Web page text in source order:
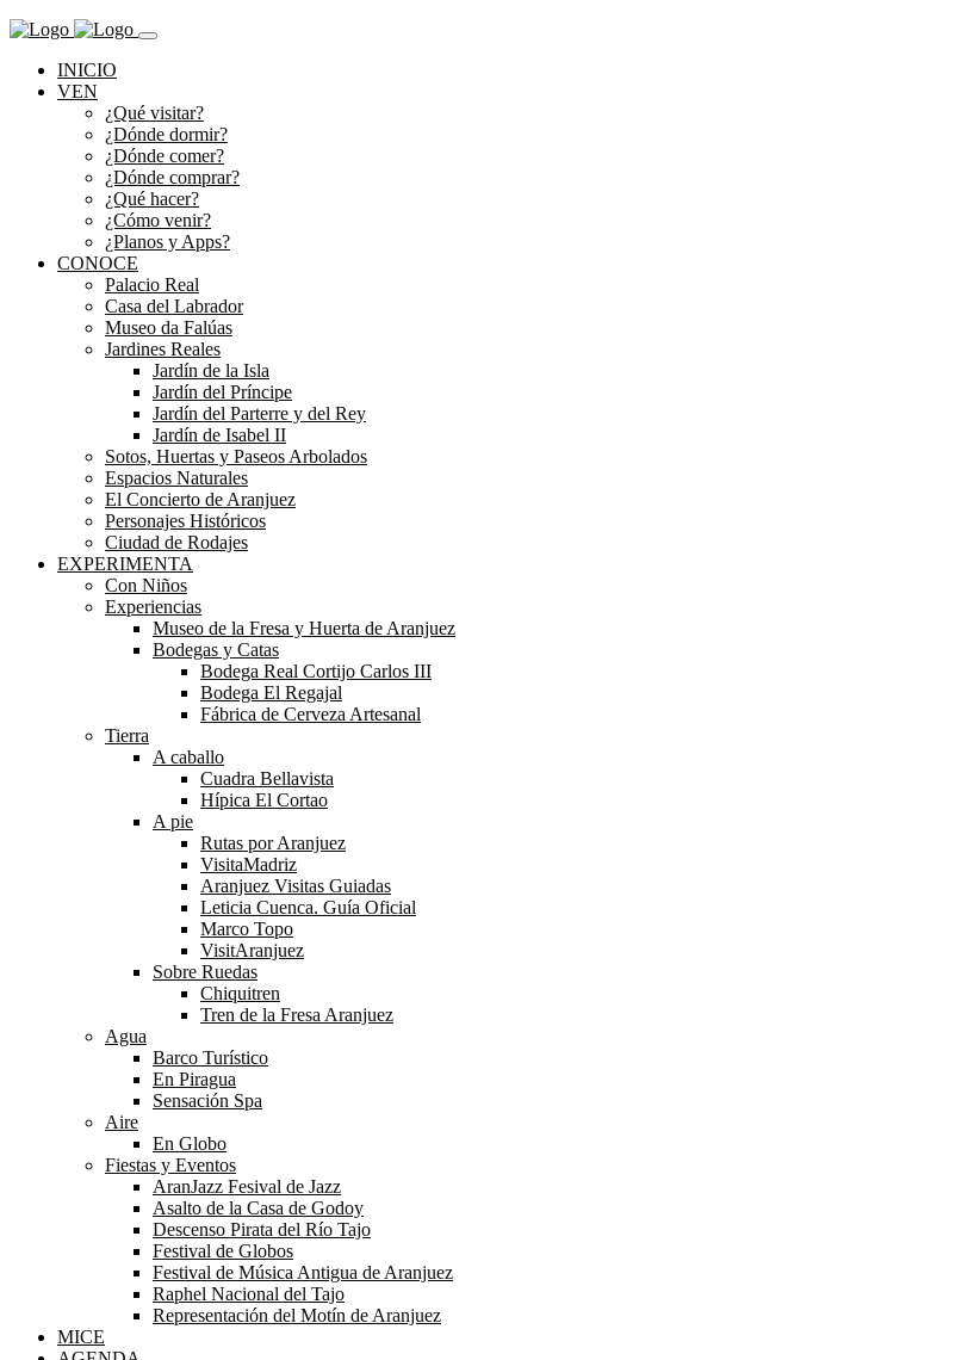
INICIO
VEN
¿Qué visitar?
¿Dónde dormir?
¿Dónde comer?
¿Dónde comprar?
¿Qué hacer?
¿Cómo venir?
¿Planos y Apps?
CONOCE
Palacio Real
Casa del Labrador
Museo da Falúas
Jardines Reales
Jardín de la Isla
Jardín del Príncipe
Jardín del Parterre y del Rey
Jardín de Isabel II
Sotos, Huertas y Paseos Arbolados
Espacios Naturales
El Concierto de Aranjuez
Personajes Históricos
Ciudad de Rodajes
EXPERIMENTA
Con Niños
Experiencias
Museo de la Fresa y Huerta de Aranjuez
Bodegas y Catas
Bodega Real Cortijo Carlos III
Bodega El Regajal
Fábrica de Cerveza Artesanal
Tierra
A caballo
Cuadra Bellavista
Hípica El Cortao
A pie
Rutas por Aranjuez
VisitaMadriz
Aranjuez Visitas Guiadas
Leticia Cuenca. Guía Oficial
Marco Topo
VisitAranjuez
Sobre Ruedas
Chiquitren
Tren de la Fresa Aranjuez
Agua
Barco Turístico
En Piragua
Sensación Spa
Aire
En Globo
Fiestas y Eventos
AranJazz Fesival de Jazz
Asalto de la Casa de Godoy
Descenso Pirata del Río Tajo
Festival de Globos
Festival de Música Antigua de Aranjuez
Raphel Nacional del Tajo
Representación del Motín de Aranjuez
MICE